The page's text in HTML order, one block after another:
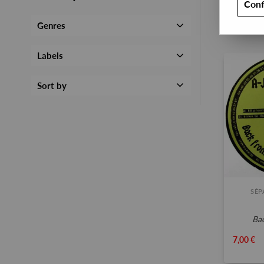
Genres
Labels
Sort by
7,00 €